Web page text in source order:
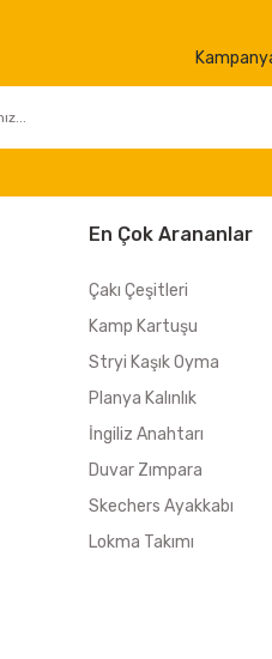
En Çok Arananlar
Çakı Çeşitleri
Kamp Kartuşu
Stryi Kaşık Oyma
Planya Kalınlık
İngiliz Anahtarı
Duvar Zımpara
Skechers Ayakkabı
Lokma Takımı